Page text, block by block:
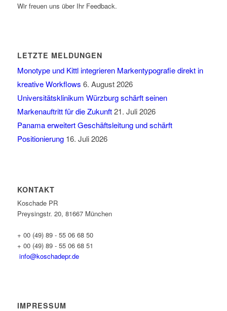
Wir freuen uns über Ihr Feedback.
LETZTE MELDUNGEN
Monotype und Kittl integrieren Markentypografie direkt in
kreative Workflows 6. August 2026
Universitätsklinikum Würzburg schärft seinen
Markenauftritt für die Zukunft 21. Juli 2026
Panama erweitert Geschäftsleitung und schärft
Positionierung 16. Juli 2026
KONTAKT
Koschade PR
Preysingstr. 20, 81667 München
+ 00 (49) 89 - 55 06 68 50
+ 00 (49) 89 - 55 06 68 51
info@koschadepr.de
IMPRESSUM